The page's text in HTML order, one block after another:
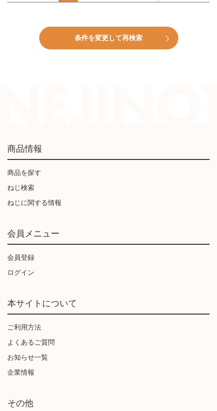
条件を変更して再検索
商品情報
商品を探す
ねじ検索
ねじに関する情報
会員メニュー
会員登録
ログイン
本サイトについて
ご利用方法
よくあるご質問
お知らせ一覧
企業情報
その他